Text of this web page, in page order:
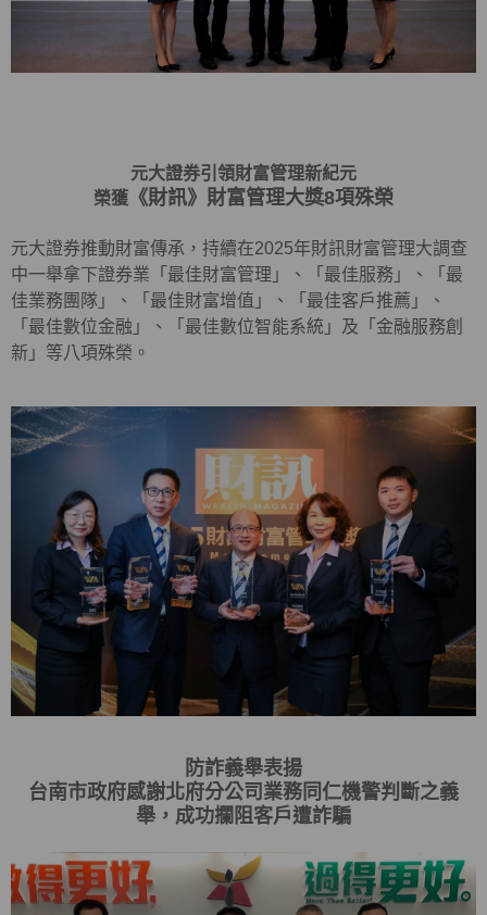
元大證券引領財富管理新紀元
榮獲 《財訊》財富管理大獎8項殊榮
元大證券推動財富傳承，持續在2025年財訊財富管理大調查
中一舉拿下證券業「最佳財富管理」、「最佳服務」、「最
佳業務團隊」、「最佳財富增值」、「最佳客戶推薦」、
「最佳數位金融」、「最佳數位智能系統」及「金融服務創
新」等八項殊榮。
防詐義舉表揚
台南市政府感謝北府分公司業務同仁機警判斷之義
舉，成功攔阻客戶遭詐騙